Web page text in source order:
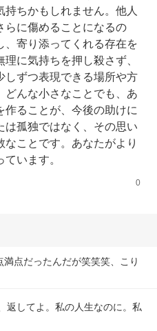
ちかもしれません。他人
らに傷めることになるの
、寄り添ってくれる存在を
に気持ちを押し殺さず、
しずつ表現できる場所や方
どんな小さなことでも、あ
作ることが、今後の助けに
は孤独ではなく、その思い
ことです。あなたがより
います。
0
点だったんだが笑笑笑、こり
返してよ。私の人生なのに。私